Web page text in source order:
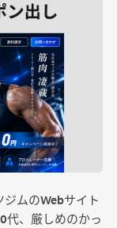
ジムのWebサイト
代、厳しめのかっ